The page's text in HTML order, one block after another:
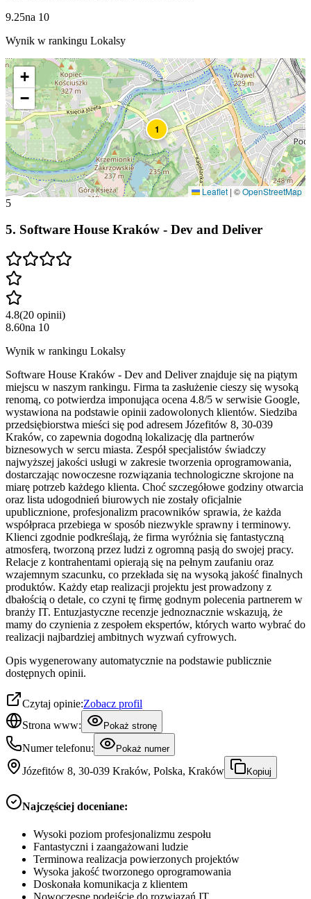
9.25na 10
Wynik w rankingu Lokalsy
1
+
−
Leaflet | ©OpenStreetMap
5
5. Software House Kraków - Dev and Deliver
4.8(20 opinii)
8.60na 10
Wynik w rankingu Lokalsy
Software House Kraków - Dev and Deliver znajduje się na piątym
miejscu w naszym rankingu. Firma ta zasłużenie cieszy się wysoką
renomą, co potwierdza imponująca ocena 4.8/5 w serwisie Google,
wystawiona na podstawie opinii zadowolonych klientów. Siedziba
przedsiębiorstwa mieści się pod adresem Józefitów 8, 30-039
Kraków, co zapewnia dogodną lokalizację dla partnerów
biznesowych w sercu miasta. Zespół specjalistów świadczy
najwyższej jakości usługi w zakresie tworzenia oprogramowania,
dostarczając nowoczesne rozwiązania technologiczne skrojone na
miarę potrzeb każdego klienta. Choć szczegółowe godziny otwarcia
oraz lista udogodnień biurowych nie zostały oficjalnie
upublicznione, profesjonalizm pracowników sprawia, że każda
współpraca przebiega w sposób niezwykle sprawny i terminowy.
Klienci zgodnie podkreślają, że firma wyróżnia się fantastyczną
atmosferą, tworzoną przez ludzi z ogromną pasją do swojej pracy.
Relacje z kontrahentami opierają się na pełnym zaufaniu oraz
wzajemnym szacunku, co przekłada się na wysoką jakość finalnych
produktów. Każdy etap realizacji projektu jest prowadzony z
dbałością o detale, co czyni tę firmę godnym polecenia partnerem w
branży IT. Entuzjastyczne recenzje jednoznacznie wskazują, że
mamy do czynienia z zespołem ekspertów, których warto wybrać do
realizacji najbardziej ambitnych wyzwań cyfrowych.
Opis wygenerowany automatycznie na podstawie publicznie
dostępnych opinii.
Czytaj opinie:Zobacz profil
Strona www:
Pokaż stronę
Numer telefonu: Pokaż numer
Józefitów 8, 30-039 Kraków, Polska, Kraków Kopiuj
Najczęściej doceniane:
Wysoki poziom profesjonalizmu zespołu
Fantastyczni i zaangażowani ludzie
Terminowa realizacja powierzonych projektów
Wysoka jakość tworzonego oprogramowania
Doskonała komunikacja z klientem
Nowoczesne podejście do rozwiązań IT